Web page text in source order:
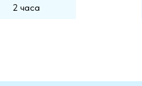
2 часа